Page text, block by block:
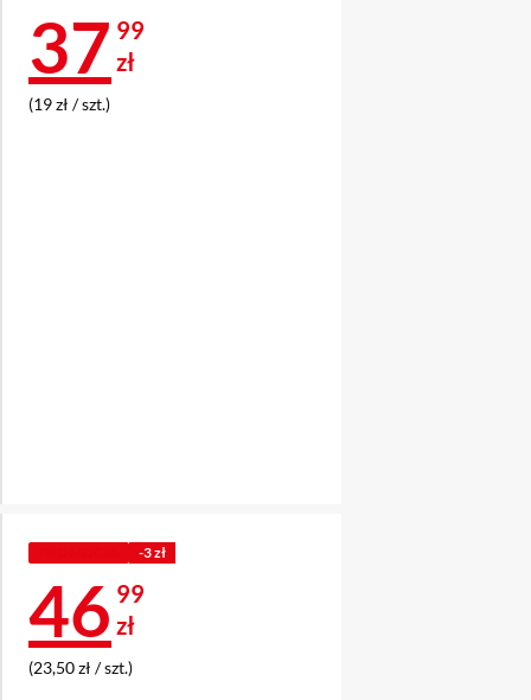
Cena 37,99 zł
37 99
zł
(19 zł / szt.)
-3 zł
Cena 46,99 zł
46 99
zł
(23,50 zł / szt.)